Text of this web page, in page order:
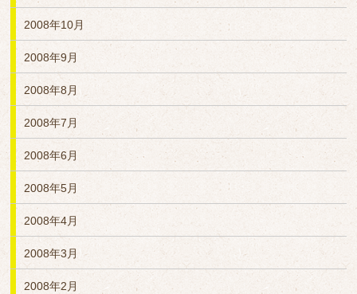
2008年10月
2008年9月
2008年8月
2008年7月
2008年6月
2008年5月
2008年4月
2008年3月
2008年2月